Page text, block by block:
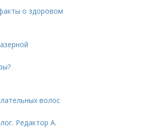
о здоровом
волос
Редактор А.